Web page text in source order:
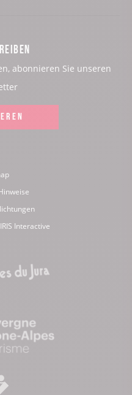
Youtube
abonnieren Sie unseren
IRIS Interactive